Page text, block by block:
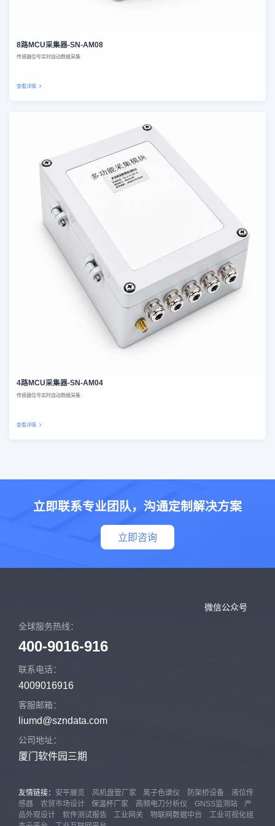
8路MCU采集器-SN-AM08
传感器信号实时自动数据采集
查看详情
4路MCU采集器-SN-AM04
传感器信号实时自动数据采集
查看详情
立即联系专业团队，沟通定制解决方案
立即咨询
微信公众号
全球服务热线：
400-9016-916
联系电话：
4009016916
客服邮箱：
liumd@szndata.com
公司地址：
厦门软件园三期
友情链接： 安平展览 风机盘管厂家 离子色谱仪 防架桥设备
液位传
感器
农贸市场设计 保温杯厂家 高频电刀分析仪 GNSS监测站
产
品外观设计
软件测试报告 工业网关 物联网数据中台
工业可视化组